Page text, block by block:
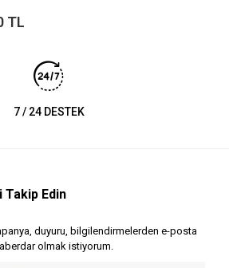
TL
7 / 24 DESTEK
Takip Edin
duyuru, bilgilendirmelerden e-posta
olmak istiyorum.